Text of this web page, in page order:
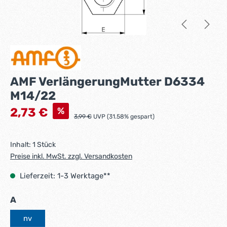
AMF VerlängerungMutter D6334
M14/22
Verkaufspreis:
2,73 € % Regulärer Preis:
3,99 € UVP (31.58% gespart)
Inhalt: 1 Stück
Preise inkl. MwSt. zzgl. Versandkosten
Lieferzeit: 1-3 Werktage**
A
nv